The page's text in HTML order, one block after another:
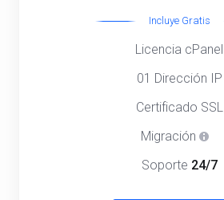
Incluye Gratis
Licencia cPanel
01 Dirección IP
Certificado SSL
Migración
Soporte 24/7